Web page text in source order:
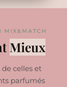
MIX&MATCH
Mieux
celles et
parfumés